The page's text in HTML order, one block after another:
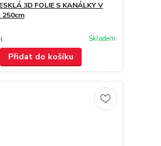
3D FOLIE S KANÁLKY V
250cm
Skladem
Přidat do košíku